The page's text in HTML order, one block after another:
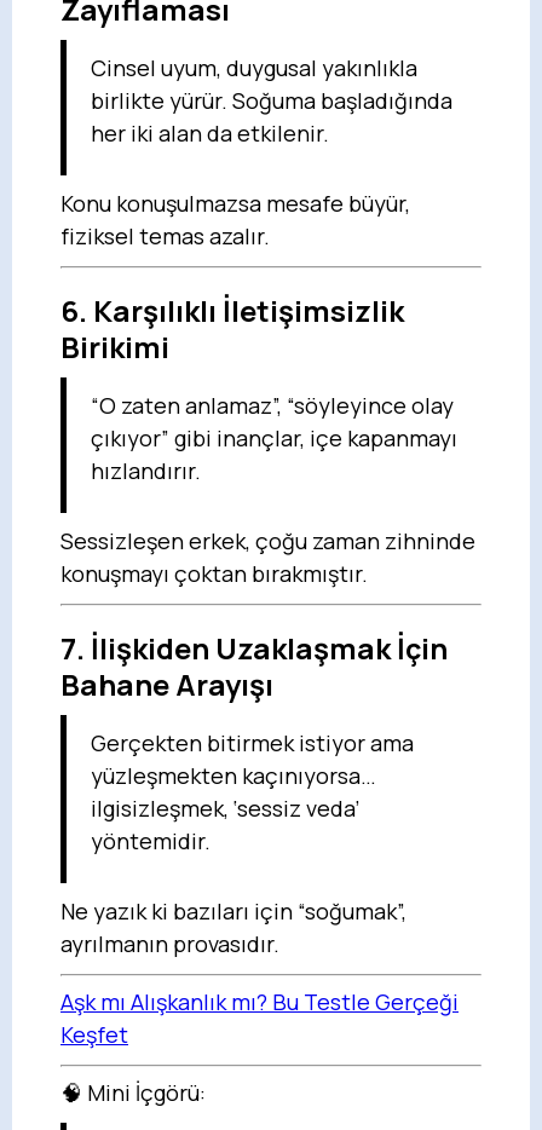
Zayıflaması
Cinsel uyum, duygusal yakınlıkla
birlikte yürür. Soğuma başladığında
her iki alan da etkilenir.
Konu konuşulmazsa mesafe büyür,
fiziksel temas azalır.
6. Karşılıklı İletişimsizlik
Birikimi
“O zaten anlamaz”, “söyleyince olay
çıkıyor” gibi inançlar, içe kapanmayı
hızlandırır.
Sessizleşen erkek, çoğu zaman zihninde
konuşmayı çoktan bırakmıştır.
7. İlişkiden Uzaklaşmak İçin
Bahane Arayışı
Gerçekten bitirmek istiyor ama
yüzleşmekten kaçınıyorsa…
ilgisizleşmek, ‘sessiz veda’
yöntemidir.
Ne yazık ki bazıları için “soğumak”,
ayrılmanın provasıdır.
Aşk mı Alışkanlık mı? Bu Testle Gerçeği
Keşfet
🧠 Mini İçgörü: